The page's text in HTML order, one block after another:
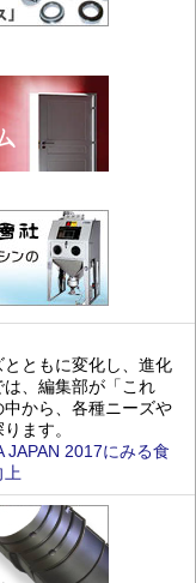
ともに変化し、進化
、編集部が「これ
から、各種ニーズや
ます。
2017にみる食